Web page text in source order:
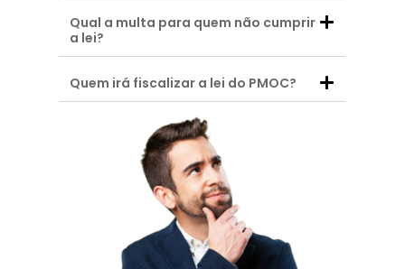
Qual a multa para quem não cumprir
a lei?
Quem irá fiscalizar a lei do PMOC?